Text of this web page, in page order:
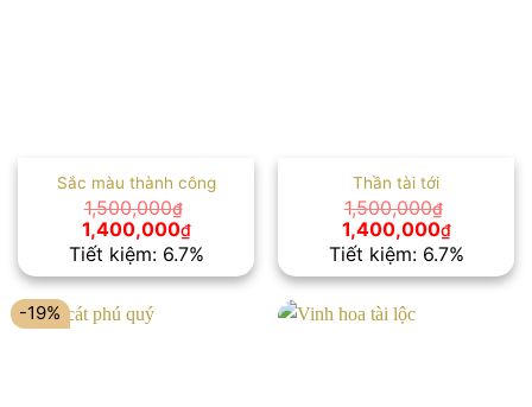
Sắc màu thành công
1,500,000₫
Giá
gốc
là:
1,500,000₫.
1,400,000₫Giá
hiện
tại
là:
1,400,000₫.
Tiết kiệm: 6.7%
Thần tài tới
1,500,000₫
Giá
gốc
là:
1,500,000₫.
1,400,000₫Giá
hiện
tại
là:
Tiết kiệm: 6.7%
-19%